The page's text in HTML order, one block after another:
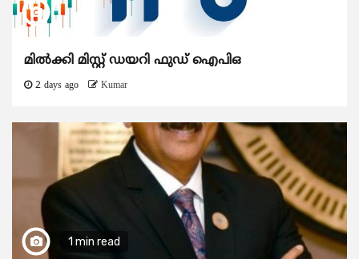
മിൽക്കി മിസ്റ്റ് ഡയറി ഫുഡ് ഐപിഒ
2 days ago Kumar
1 min read